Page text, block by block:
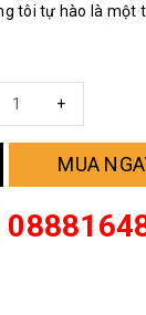
tôi tự hào là một
+
MUA